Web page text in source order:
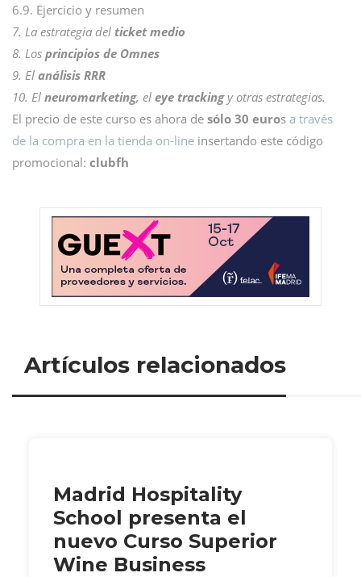
6.9. Ejercicio y resumen
7. La estrategia del ticket medio
8. Los principios de Omnes
9. El análisis RRR
10. El neuromarketing, el eye trackingy otras estrategias.
El precio de este curso es ahora de sólo 30 euros a través
de la compra en la tienda on-line insertando este código
promocional: clubfh
Artículos relacionados
Madrid Hospitality
School presenta el
nuevo Curso Superior
Wine Business